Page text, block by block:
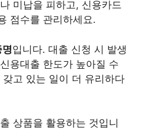
미납을 피하고, 신용카드
점수를 관리하세요.
입니다. 대출 신청 시 발생
용대출 한도가 높아질 수
고 있는 일이 더 유리하다
상품을 활용하는 것입니